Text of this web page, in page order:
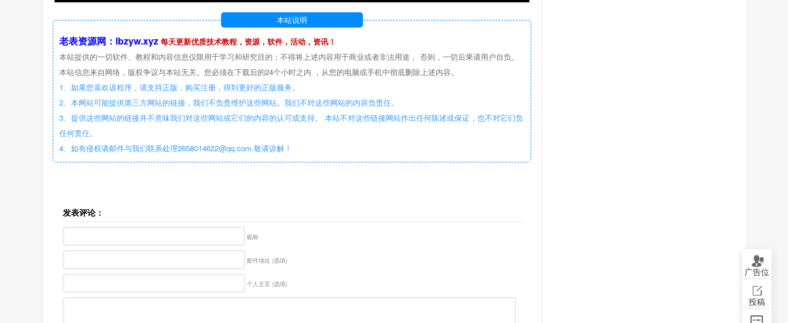
本站说明
老表资源网：lbzyw.xyz 每天更新优质技术教程，资源，软件，活动，资讯！
本站提供的一切软件、教程和内容信息仅限用于学习和研究目的；不得将上述内容用于商业或者非法用途， 否则，一切后果请用户自负。
本站信息来自网络，版权争议与本站无关。您必须在下载后的24个小时之内 ，从您的电脑或手机中彻底删除上述内容。
1、如果您喜欢该程序，请支持正版，购买注册，得到更好的正版服务。
2、本网站可能提供第三方网站的链接，我们不负责维护这些网站。我们不对这些网站的内容负责任。
3、提供这些网站的链接并不意味我们对这些网站或它们的内容的认可或支持。 本站不对这些链接网站作出任何陈述或保证，也不对它们负
任何责任。
4、如有侵权请邮件与我们联系处理2658014622@qq.com 敬请谅解！
发表评论：
昵称
邮件地址 (选填)
个人主页 (选填)
广告位
投稿